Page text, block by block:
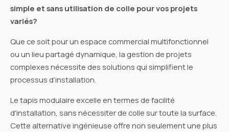
simple et sans utilisation de colle pour vos projets
variés?
Que ce soit pour un espace commercial multifonctionnel
ou un lieu partagé dynamique, la gestion de projets
complexes nécessite des solutions qui simplifient le
processus d’installation.
Le tapis modulaire excelle en termes de facilité
d'installation, sans nécessiter de colle sur toute la surface.
Cette alternative ingénieuse offre non seulement une plus